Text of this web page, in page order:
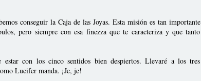
conseguir la Caja de las Joyas. Esta misión es tan importante
pero siempre con esa finezza que te caracteriza y que tanto
con los cinco sentidos bien despiertos. Llevaré a los tres
Lucifer manda. ¡Je, je!